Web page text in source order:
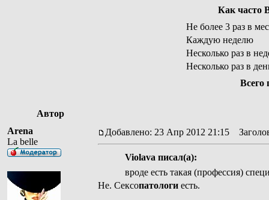
Как часто
Не более 3 раз в
Каждую неделю
Несколько раз в
Несколько раз в
Всего
Автор
Arena
La belle
Добавлено: 23 Апр 2012 21:15
Violava писал(а):
вроде есть такая (профессия)
Не. Сексопатологи есть.